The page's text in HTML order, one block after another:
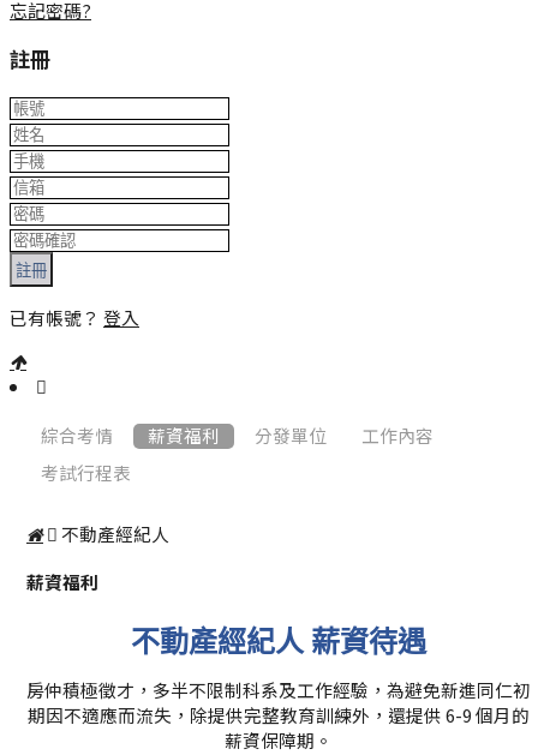
忘記密碼?
註冊
註冊
已有帳號？ 登入
綜合考情 薪資福利 分發單位 工作內容
考試行程表
不動產經紀人
薪資福利
不動產經紀人 薪資待遇
房仲積極徵才，多半不限制科系及工作經驗，為避免新進同仁初
期因不適應而流失，除提供完整教育訓練外，還提供 6-9 個月的
薪資保障期。